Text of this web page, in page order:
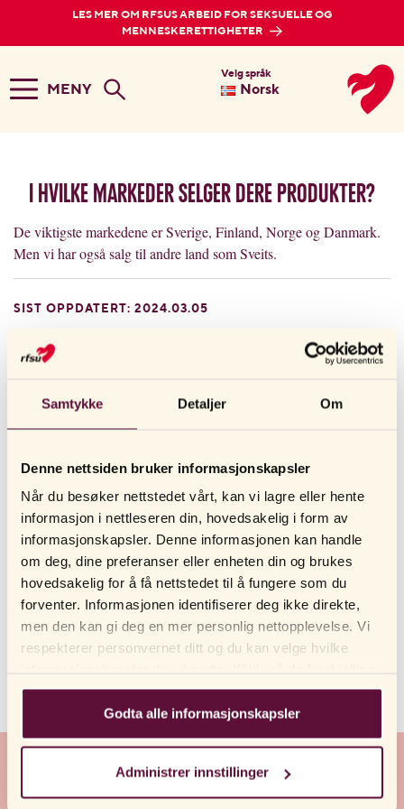
Samtykke Detaljer Om
Denne nettsiden bruker informasjonskapsler
Når du besøker nettstedet vårt, kan vi lagre eller hente
informasjon i nettleseren din, hovedsakelig i form av
informasjonskapsler. Denne informasjonen kan handle
om deg, dine preferanser eller enheten din og brukes
hovedsakelig for å få nettstedet til å fungere som du
forventer. Informasjonen identifiserer deg ikke direkte,
men den kan gi deg en mer personlig nettopplevelse. Vi
respekterer personvernet ditt og du kan velge hvilke
kategorioverskriftene for å finne ut mer og endre
standardinnstillingene våre. Vær oppmerksom på at
blokkering av informasjonskapsler kan påvirke
du har besøkt nettsiden vår før og akseptert bruken av
informasjonskapsler, kan du alltid slette dem ved å
Godta alle informasjonskapsler
Administrer innstillinger
LES MER OM RFSUS ARBEID FOR SEKSUELLE OG
MENNESKERETTIGHETER
MENY
Velg språk
Norsk
I hvilke markeder selger dere produkter?
De viktigste markedene er Sverige, Finland, Norge og Danmark.
Men vi har også salg til andre land som Sveits.
SIST OPPDATERT: 2024.03.05
Har dere en Code of Conduct?
Er glidemiddel, testere og kosttilskudd også laget i
Hennan eller hvor produseres de?
Jeg har testet med deres graviditetstest og fått en svak
strek, hva betyr det?
Kan veganere bruke RFSUs glidemidler?